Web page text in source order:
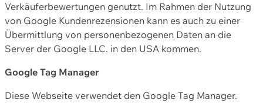
Verkäuferbewertungen genutzt. Im Rahmen der Nutzung
von Google Kundenrezensionen kann es auch zu einer
Übermittlung von personenbezogenen Daten an die
Server der Google LLC. in den USA kommen.
Google Tag Manager
Diese Webseite verwendet den Google Tag Manager.